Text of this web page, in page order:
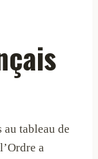
tableau de
a